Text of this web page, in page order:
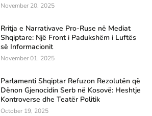
November 20, 2025
Rritja e Narrativave Pro-Ruse në Mediat
Shqiptare: Një Front i Padukshëm i Luftës
së Informacionit
November 01, 2025
Parlamenti Shqiptar Refuzon Rezolutën që
Dënon Gjenocidin Serb në Kosovë: Heshtje
Kontroverse dhe Teatër Politik
October 19, 2025